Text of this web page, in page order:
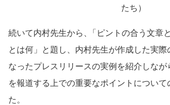
たち）
続いて内村先生から
「ピントの合う文章
とは何」と題し、内村先生が作成した実
なったプレスリリースの実例を紹介しな
を報道する上での重要なポイントについ
た。